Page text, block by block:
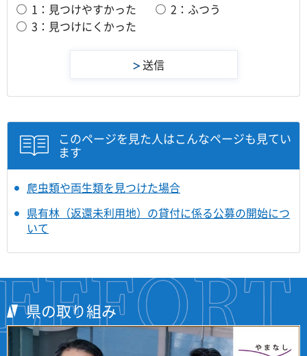
1：見つけやすかった
2：ふつう
3：見つけにくかった
このページを見た人はこんなページも見てい
ます
爬虫類や両生類を見つけた場合
県有林（返還未利用地）の貸付に係る公募の開始につ
いて
県の取り組み